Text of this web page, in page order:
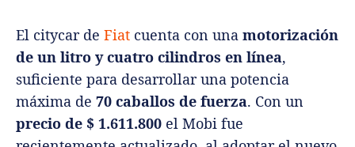
El citycar de Fiat cuenta con una motorización
de un litro y cuatro cilindros en línea,
suficiente para desarrollar una potencia
máxima de 70 caballos de fuerza. Con un
precio de $ 1.611.800 el Mobi fue